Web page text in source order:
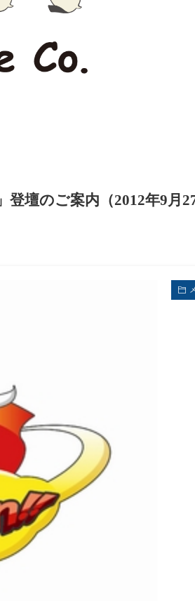
壇のご案内（2012年9月